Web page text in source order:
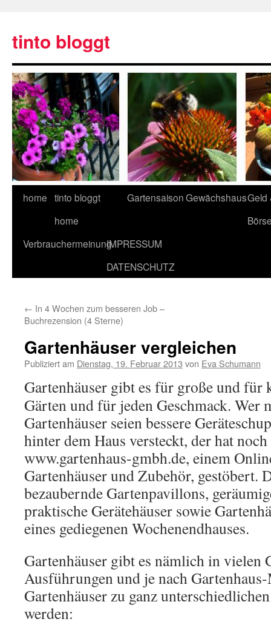
tinto bloggt
home tinto bloggt
home
GartensaisonGewächshausGeld
VerbrauchermeinungIMPRESSUM
DATENSCHUTZ
← In 4 Wochen zum besseren Job –
Buchrezension (4 Sterne)
Gartenhäuser vergleichen
Publiziert am Dienstag, 19. Februar 2013 von Eva Schumann
Gartenhäuser gibt es für große und für
Gärten und für jeden Geschmack. Wer
Gartenhäuser seien bessere
hinter dem Haus versteckt, der hat
www.gartenhaus-gmbh.de, einem
Gartenhäuser und Zubehör, gestöbert.
bezaubernde Gartenpavillons,
praktische Gerätehäuser sowie
eines gediegenen Wochenendhauses.
Gartenhäuser gibt es nämlich in vielen
Ausführungen und je nach
Gartenhäuser zu ganz
werden: